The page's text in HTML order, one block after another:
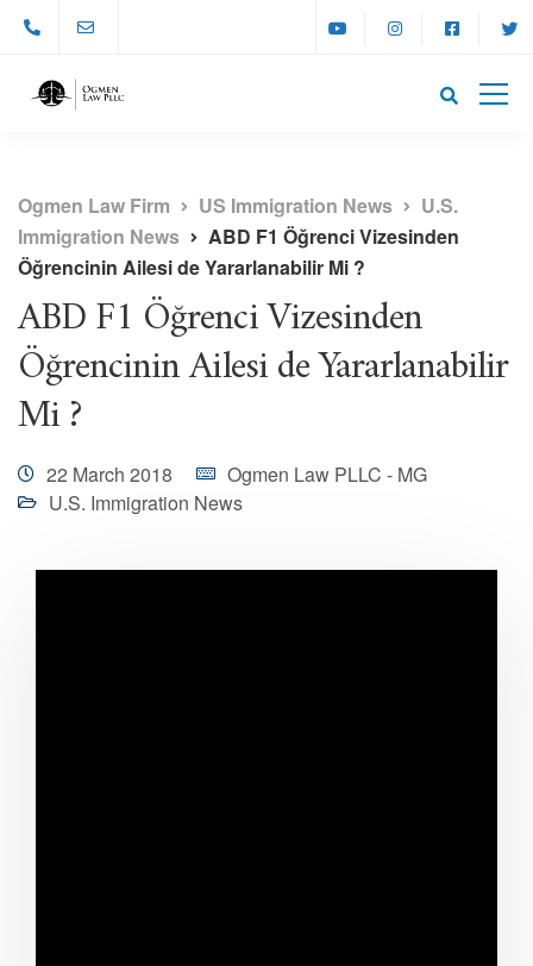
Ogmen Law Firm US Immigration News
U.S.
Immigration News
ABD F1 Öğrenci Vizesinden
Öğrencinin Ailesi de Yararlanabilir Mi ?
ABD F1 Öğrenci Vizesinden
Öğrencinin Ailesi de Yararlanabilir
Mi ?
22 March 2018
Ogmen Law PLLC - MG
U.S. Immigration News